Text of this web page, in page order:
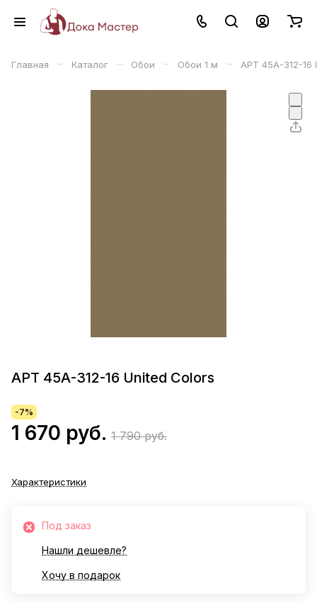
Главная – Каталог – Обои – Обои 1 м – АРТ 45А-312-16
АРТ 45А-312-16 United Colors
-7%
1 670 руб. 1 790 руб.
Характеристики
Под заказ
Нашли дешевле?
Хочу в подарок